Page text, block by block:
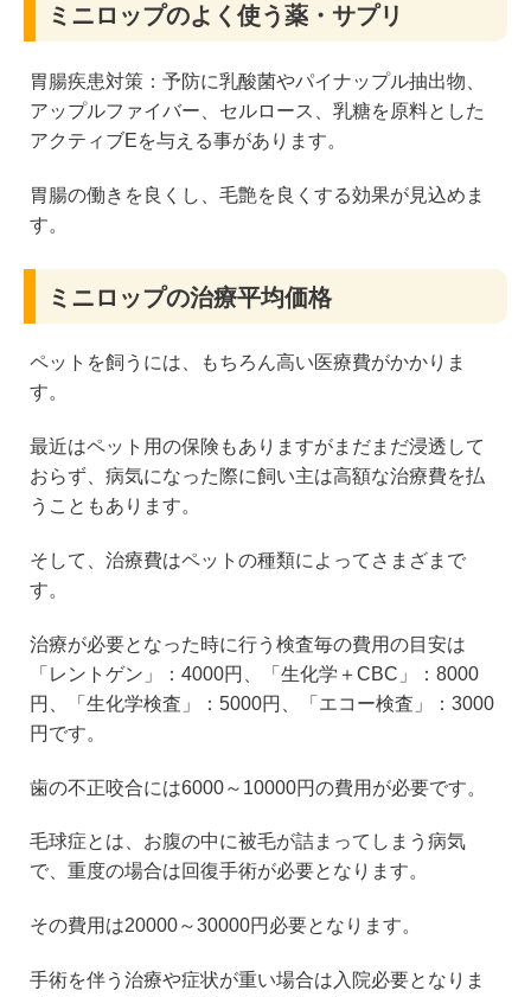
ミニロップのよく使う薬・サプリ
胃腸疾患対策：予防に乳酸菌やパイナップル抽出物、
アップルファイバー、セルロース、乳糖を原料とした
アクティブEを与える事があります。
胃腸の働きを良くし、毛艶を良くする効果が見込めま
す。
ミニロップの治療平均価格
ペットを飼うには、もちろん高い医療費がかかりま
す。
最近はペット用の保険もありますがまだまだ浸透して
おらず、病気になった際に飼い主は高額な治療費を払
うこともあります。
そして、治療費はペットの種類によってさまざまで
す。
治療が必要となった時に行う検査毎の費用の目安は
「レントゲン」：4000円、「生化学＋CBC」：8000
円、「生化学検査」：5000円、「エコー検査」：3000
円です。
歯の不正咬合には6000～10000円の費用が必要です。
毛球症とは、お腹の中に被毛が詰まってしまう病気
で、重度の場合は回復手術が必要となります。
その費用は20000～30000円必要となります。
手術を伴う治療や症状が重い場合は入院必要となりま